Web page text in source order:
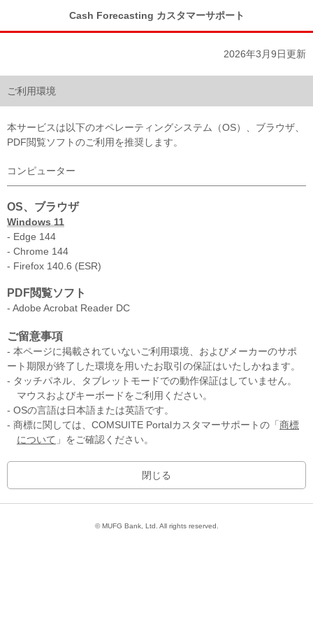
Cash Forecasting カスタマーサポート
2026年3月9日更新
ご利用環境
本サービスは以下のオペレーティングシステム（OS）、ブラウザ、
PDF閲覧ソフトのご利用を推奨します。
コンピューター
OS、ブラウザ
Windows 11
- Edge 144
- Chrome 144
- Firefox 140.6 (ESR)
PDF閲覧ソフト
- Adobe Acrobat Reader DC
ご留意事項
- 本ページに掲載されていないご利用環境、およびメーカーのサポ
ート期限が終了した環境を用いたお取引の保証はいたしかねます。
- タッチパネル、タブレットモードでの動作保証はしていません。
マウスおよびキーボードをご利用ください。
- OSの言語は日本語または英語です。
- 商標に関しては、COMSUITE Portalカスタマーサポートの「 商標
について 」をご確認ください。
© MUFG Bank, Ltd. All rights reserved.